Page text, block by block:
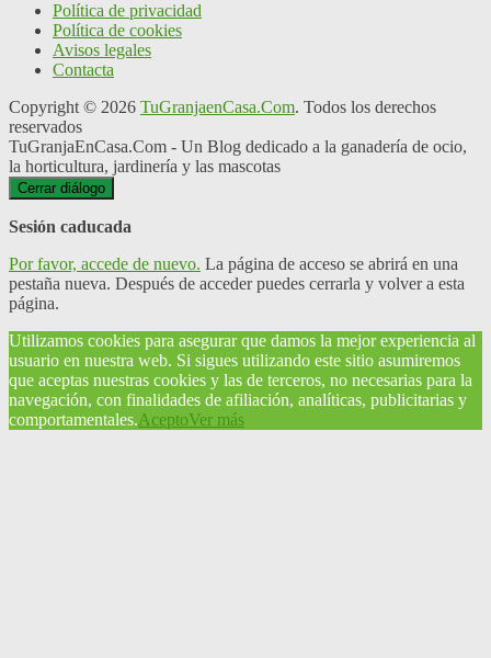
Política de privacidad
Política de cookies
Avisos legales
Contacta
Copyright © 2026 TuGranjaenCasa.Com. Todos los derechos
reservados
TuGranjaEnCasa.Com - Un Blog dedicado a la ganadería de ocio,
la horticultura, jardinería y las mascotas
Cerrar diálogo
Sesión caducada
Por favor, accede de nuevo. La página de acceso se abrirá en una
pestaña nueva. Después de acceder puedes cerrarla y volver a esta
página.
Utilizamos cookies para asegurar que damos la mejor experiencia al
usuario en nuestra web. Si sigues utilizando este sitio asumiremos
que aceptas nuestras cookies y las de terceros, no necesarias para la
navegación, con finalidades de afiliación, analíticas, publicitarias y
comportamentales.AceptoVer más